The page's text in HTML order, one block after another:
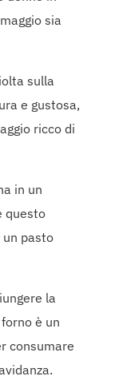
sia
sulla
e gustosa,
ricco di
in un
questo
pasto
la
è un
consumare